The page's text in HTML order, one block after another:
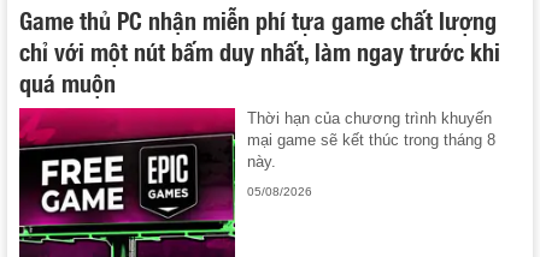
Game thủ PC nhận miễn phí tựa game chất lượng
chỉ với một nút bấm duy nhất, làm ngay trước khi
quá muộn
Thời hạn của chương trình khuyến
mại game sẽ kết thúc trong tháng 8
này.
05/08/2026